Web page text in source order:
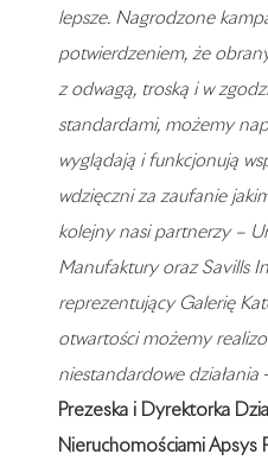
lepsze. Nagrodzone
potwierdzeniem, że
z odwagą, troską i w
standardami, możemy
wyglądają i funkcjonują
wdzięczni za zaufanie
kolejny nasi partnerzy –
Manufaktury oraz Savills
reprezentujący Galerię
otwartości możemy
niestandardowe działania
Prezeska i Dyrektorka
Nieruchomościami Apsys